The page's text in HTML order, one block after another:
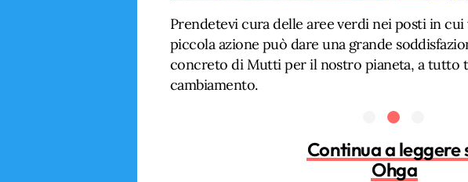
Prendetevi cura delle aree verdi nei posti in
piccola azione può dare una grande
concreto di Mutti per il nostro pianeta, a tutto
cambiamento.
Continua a leggere
Ohga